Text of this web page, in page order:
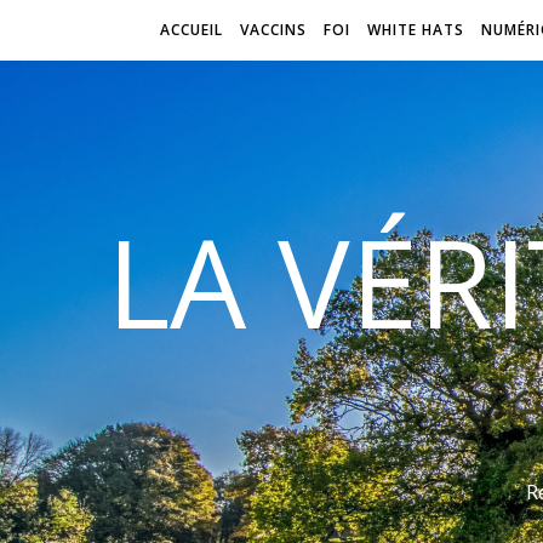
ACCUEIL VACCINS FOI WHITE HATS
LA